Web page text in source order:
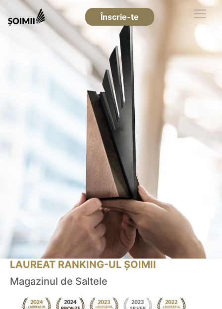
Înscrie-te
LAUREAT RANKING-UL ȘOIMII
Magazinul de Saltele